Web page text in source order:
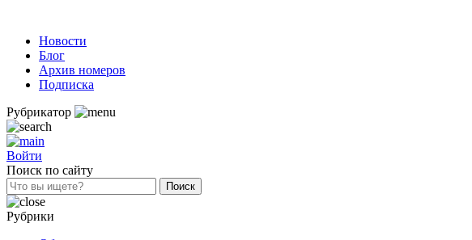
Новости
Блог
Архив номеров
Подписка
Рубрикатор
Войти
Поиск по сайту
Рубрики